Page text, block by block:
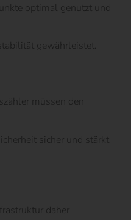
optimal genutzt und
gewährleistet.
müssen den
sicher und stärkt
daher